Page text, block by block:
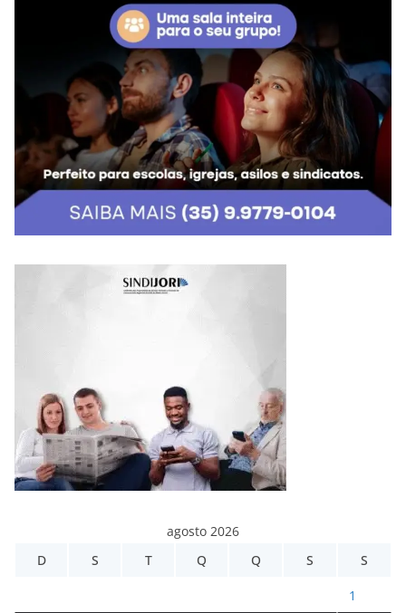
agosto 2026
D
S T Q Q S S
1